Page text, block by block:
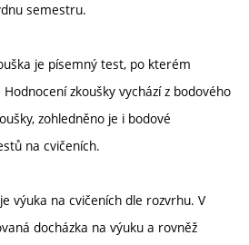
semestru.
je písemný test, po kterém
zkoušky vychází z bodového
zohledněno je i bodové
na cvičeních.
výuka na cvičeních dle rozvrhu. V
docházka na výuku a rovněž